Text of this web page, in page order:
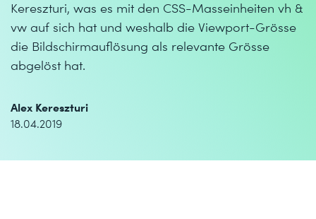
Kereszturi, was es mit den CSS-Masseinheiten vh &
vw auf sich hat und weshalb die Viewport-Grösse
die Bildschirmauflösung als relevante Grösse
abgelöst hat.
Alex Kereszturi
18.04.2019